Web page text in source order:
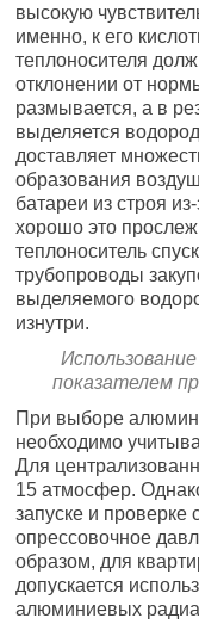
высокую
именно, к его
теплоносителя
отклонении от
размывается, а в
выделяется
доставляет
образования
батареи из строя
хорошо это
теплоноситель
трубопроводы
выделяемого
изнутри.
показателем
При выборе
необходимо
Для
15 атмосфер.
запуске и проверке
опрессовочное
образом, для
допускается
алюминиевых